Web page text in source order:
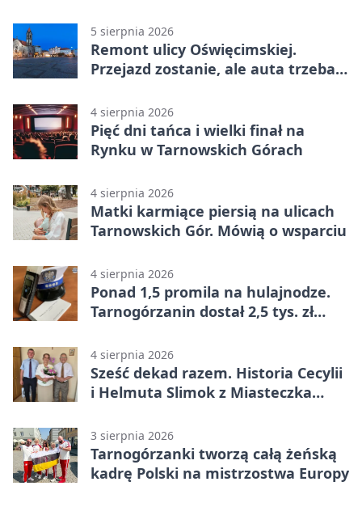
5 sierpnia 2026
Remont ulicy Oświęcimskiej.
Przejazd zostanie, ale auta trzeba
4 sierpnia 2026
Pięć dni tańca i wielki finał na
Rynku w Tarnowskich Górach
4 sierpnia 2026
Matki karmiące piersią na ulicach
Tarnowskich Gór. Mówią o wsparciu
4 sierpnia 2026
Ponad 1,5 promila na hulajnodze.
Tarnogórzanin dostał 2,5 tys. zł
4 sierpnia 2026
Sześć dekad razem. Historia Cecylii
i Helmuta Slimok z Miasteczka
3 sierpnia 2026
Tarnogórzanki tworzą całą żeńską
kadrę Polski na mistrzostwa Europy